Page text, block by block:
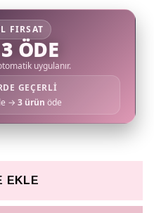
FIRSAT
ÖDE
uygulanır.
GEÇERLİ
→3 ürün öde
EKLE